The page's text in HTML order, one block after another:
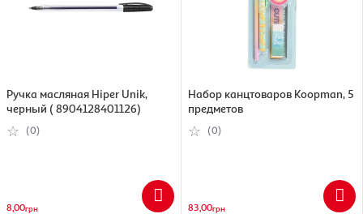
Ручка масляная Hiper Unik,
черный ( 8904128401126)
(0)
8,00грн
Набор канцтоваров Koopman, 5
предметов
(0)
83,00грн